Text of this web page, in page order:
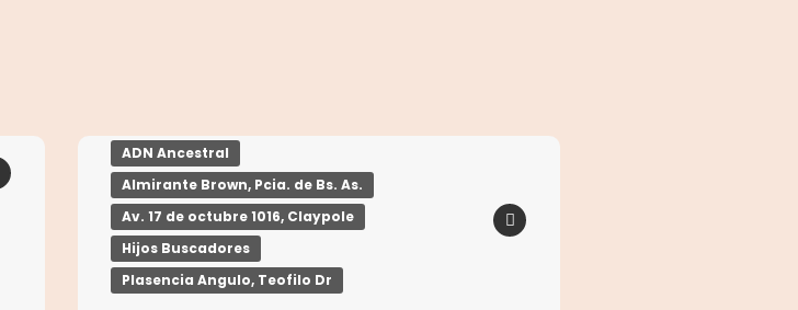
ADN Ancestral
Almirante Brown, Pcia. de Bs. As.
Av. 17 de octubre 1016, Claypole
Hijos Buscadores
Plasencia Angulo, Teofilo Dr